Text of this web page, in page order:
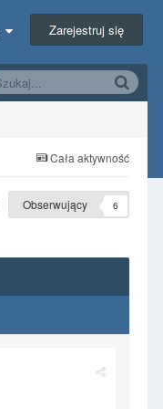
Zarejestruj się
Cała aktywność
Obserwujący 6